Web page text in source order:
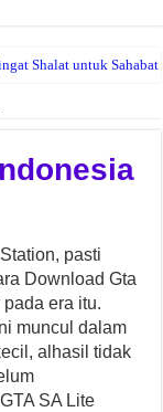
Shalat untuk Sahabat
pasti
Download Gta
pada era itu.
muncul dalam
alhasil tidak
SA Lite